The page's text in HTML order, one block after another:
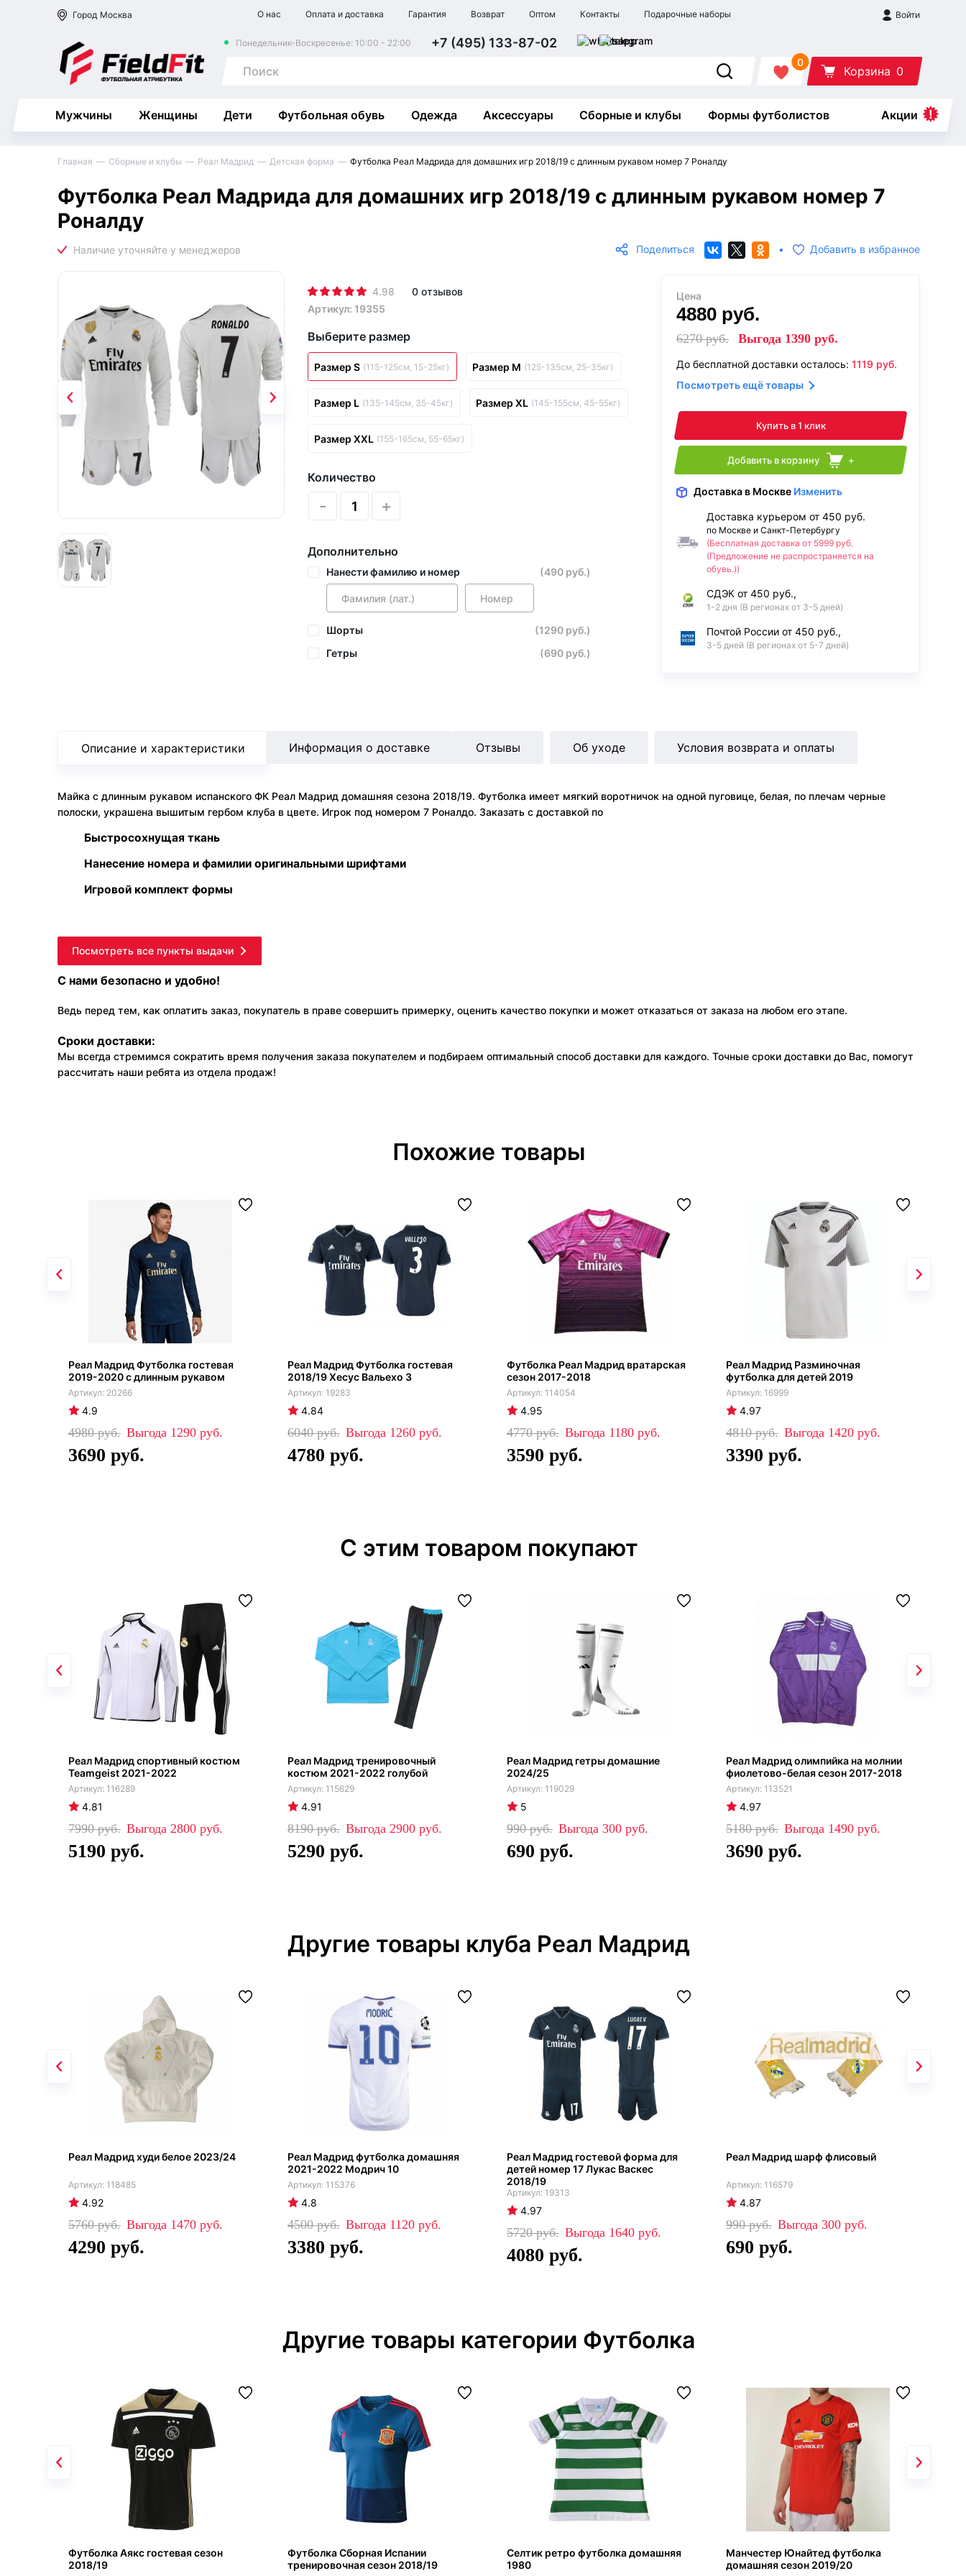
Город Москва О нас Оплата и доставка Гарантия Возврат Оптом Контакты Подарочные наборы Войти
Понедельник-Воскресенье: 10:00 - 22:00 +7 (495) 133-87-02
0
Корзина 0
Мужчины Женщины Дети Футбольная обувь Одежда Аксессуары Сборные и клубы Формы футболистов Акции
Главная Сборные и клубы Реал Мадрид Детская форма Футболка Реал Мадрида для домашних игр 2018/19 с длинным рукавом номер 7 Роналду
Футболка Реал Мадрида для домашних игр 2018/19 с длинным рукавом номер 7
Роналду
Поделиться • Добавить в избранное
4.98
0 отзывов
Артикул: 19355
Выберите размер
Размер S (115-125см, 15-25кг) Размер M (125-135см, 25-35кг)
Размер L (135-145см, 35-45кг) Размер XL (145-155см, 45-55кг)
Размер XXL (155-165см, 55-65кг)
Количество
- +
Дополнительно
Нанести фамилию и номер (490 руб.)
Шорты
(1290 руб.)
Гетры
(690 руб.)
Цена
4880 руб.
6270руб. Выгода 1390 руб.
До бесплатной доставки осталось: 1119 руб.
Посмотреть ещё товары
Купить в 1 клик
Добавить в корзину +
Доставка в Москве Изменить
Доставка курьером от 450 руб.
по Москве и Санкт-Петербургу
(Бесплатная доставка от 5999 руб.
(Предложение не распространяется на
обувь.))
СДЭК от 450 руб.,
1-2 дня (В регионах от 3-5 дней)
Почтой России от 450 руб.,
3-5 дней (В регионах от 5-7 дней)
Описание и характеристики
Майка с длинным рукавом испанского ФК Реал Мадрид домашняя сезона 2018/19. Футболка имеет мягкий воротничок на одной пуговице, белая, по плечам черные
полоски, украшена вышитым гербом клуба в цвете. Игрок под номером 7 Роналдо. Заказать с доставкой по
Быстросохнущая ткань
Нанесение номера и фамилии оригинальными шрифтами
Игровой комплект формы
Информация о доставке Отзывы Об уходе Условия возврата и оплаты
Посмотреть все пункты выдачи
С нами безопасно и удобно!
Ведь перед тем, как оплатить заказ, покупатель в праве совершить примерку, оценить качество покупки и может отказаться от заказа на любом его этапе.
Сроки доставки:
Мы всегда стремимся сократить время получения заказа покупателем и подбираем оптимальный способ доставки для каждого. Точные сроки доставки до Вас, помогут
рассчитать наши ребята из отдела продаж!
Похожие товары
Реал Мадрид Футболка гостевая
2019-2020 с длинным рукавом
20266
4.9
4980 1290
3690
Реал Мадрид Футболка гостевая
2018/19 Хесус Вальехо 3
19283
4.84
6040 1260
4780
Футболка Реал Мадрид вратарская
сезон 2017-2018
114054
4.95
4770 1180
3590
Реал Мадрид Разминочная
футболка для детей 2019
16999
4.97
4810 1420
3390
С этим товаром покупают
Реал Мадрид спортивный костюм
Teamgeist 2021-2022
116289
4.81
7990 2800
5190
Реал Мадрид тренировочный
костюм 2021-2022 голубой
115629
4.91
8190 2900
5290
Реал Мадрид гетры домашние
2024/25
119029
5
990 300
690
Реал Мадрид олимпийка на молнии
фиолетово-белая сезон 2017-2018
113521
4.97
5180 1490
3690
Другие товары клуба Реал Мадрид
Реал Мадрид худи белое 2023/24
118485
4.92
5760 1470
4290
Реал Мадрид футболка домашняя
2021-2022 Модрич 10
115376
4.8
4500 1120
3380
Реал Мадрид гостевой форма для
детей номер 17 Лукас Васкес
2018/19
19313
4.97
5720 1640
4080
Реал Мадрид шарф флисовый
116579
4.87
990 300
690
Другие товары категории Футболка
Футболка Аякс гостевая сезон
2018/19
Футболка Сборная Испании
тренировочная сезон 2018/19
Селтик ретро футболка домашняя
1980
Манчестер Юнайтед футболка
домашняя сезон 2019/20